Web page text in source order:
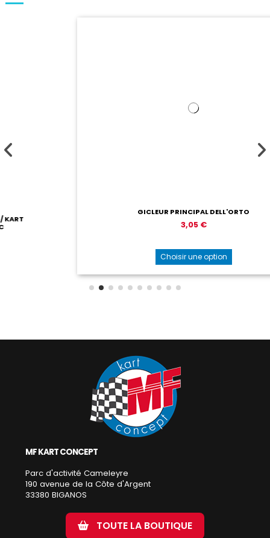
Choisir une option
MF KART CONCEPT
Parc d'activité Cameleyre
190 avenue de la Côte d'Argent
33380 BIGANOS
TOUTE LA BOUTIQUE